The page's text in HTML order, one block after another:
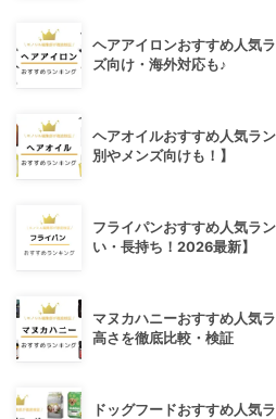
ヘアアイロンおすすめ人気
ズ向け・海外対応も♪
ヘアオイルおすすめ人気ラ
別やメンズ向けも！】
フライパンおすすめ人気ラ
い・長持ち！2026最新】
マヌカハニーおすすめ人気
高さを徹底比較・検証
ドッグフードおすすめ人気